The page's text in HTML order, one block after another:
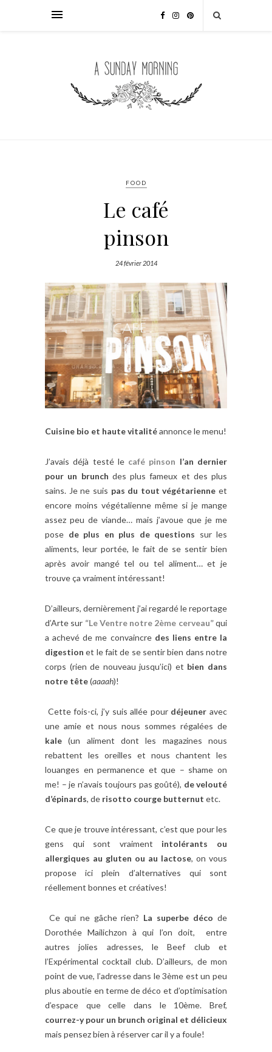
FOOD
Le café
pinson
24 février 2014
Cuisine bio et haute vitalitéannonce le menu!
J’avais déjà testé le café pinson l’an dernier
pour un brunch des plus fameux et des plus
sains. Je ne suis pas du tout végétarienne et
encore moins végétalienne même si je mange
assez peu de viande… mais j’avoue que je me
pose de plus en plus de questions sur les
aliments, leur portée, le fait de se sentir bien
après avoir mangé tel ou tel aliment… et je
trouve ça vraiment intéressant!
D’ailleurs, dernièrement j’ai regardé le reportage
d’Arte sur “Le Ventre notre 2ème cerveau”qui
a achevé de me convaincre des liens entre la
digestion et le fait de se sentir bien dans notre
corps (rien de nouveau jusqu’ici) et bien dans
notre tête(aaaah)!
Cette fois-ci, j’y suis allée pour déjeuner avec
une amie et nous nous sommes régalées de
kale (un aliment dont les magazines nous
rebattent les oreilles et nous chantent les
louanges en permanence et que – shame on
me! – je n’avais toujours pas goûté), de velouté
d’épinards, de risotto courge butternut etc.
Ce que je trouve intéressant, c’est que pour les
gens qui sont vraiment intolérants ou
allergiques au gluten ou au lactose, on vous
propose ici plein d’alternatives qui sont
réellement bonnes et créatives!
Ce qui ne gâche rien? La superbe déco de
Dorothée Mailichzon à qui l’on doit, entre
autres jolies adresses, le Beef club et
l’Expérimental cocktail club. D’ailleurs, de mon
point de vue, l’adresse dans le 3ème est un peu
plus aboutie en terme de déco et d’optimisation
d’espace que celle dans le 10ème. Bref,
courrez-y pour un brunch original et délicieux
mais pensez bien à réserver car il y a foule!